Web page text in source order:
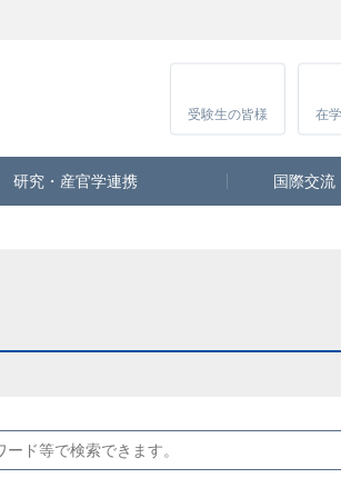
受験生の皆様 在
研究・産官学連携 国際交流